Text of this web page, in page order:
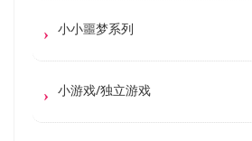
小小噩梦系列
小游戏/独立游戏